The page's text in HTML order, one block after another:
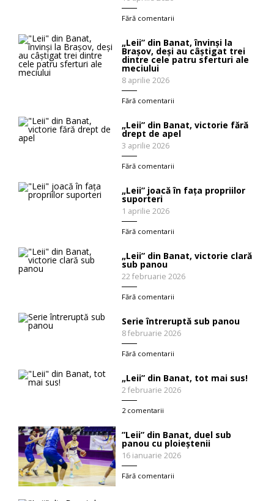
Fără comentarii
„Leii” din Banat, învinși la
Brașov, deşi au câștigat trei
dintre cele patru sferturi ale
meciului
8 aprilie 2026
Fără comentarii
„Leii” din Banat, victorie fără
drept de apel
3 aprilie 2026
Fără comentarii
„Leii” joacă în fața propriilor
suporteri
1 aprilie 2026
Fără comentarii
„Leii” din Banat, victorie clară
sub panou
22 februarie 2026
Fără comentarii
Serie întreruptă sub panou
8 februarie 2026
Fără comentarii
„Leii” din Banat, tot mai sus!
2 februarie 2026
2 comentarii
”Leii” din Banat, duel sub
panou cu ploieștenii
16 ianuarie 2026
Fără comentarii